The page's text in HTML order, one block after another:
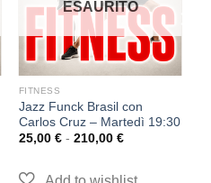
ESAURITO
FITNESS
Jazz Funck Brasil con
Carlos Cruz – Martedì 19:30
25,00 € - 210,00 €